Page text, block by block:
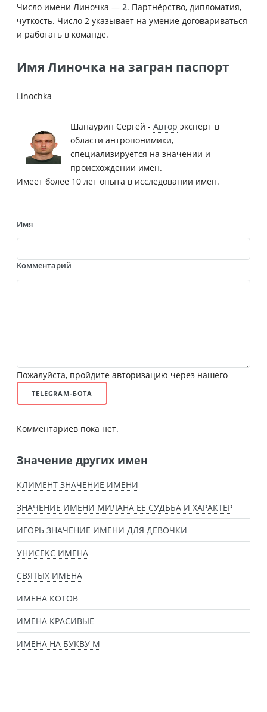
Число имени Линочка — 2. Партнёрство, дипломатия,
чуткость. Число 2 указывает на умение договариваться
и работать в команде.
Имя Линочка на загран паспорт
Linochka
Шанаурин Сергей - Автор эксперт в
области антропонимики,
специализируется на значении и
происхождении имен.
Имеет более 10 лет опыта в исследовании имен.
Имя
Комментарий
Пожалуйста, пройдите авторизацию через нашего
TELEGRAM-БОТА
Комментариев пока нет.
Значение других имен
КЛИМЕНТ ЗНАЧЕНИЕ ИМЕНИ
ЗНАЧЕНИЕ ИМЕНИ МИЛАНА ЕЕ СУДЬБА И ХАРАКТЕР
ИГОРЬ ЗНАЧЕНИЕ ИМЕНИ ДЛЯ ДЕВОЧКИ
УНИСЕКС ИМЕНА
СВЯТЫХ ИМЕНА
ИМЕНА КОТОВ
ИМЕНА КРАСИВЫЕ
ИМЕНА НА БУКВУ М